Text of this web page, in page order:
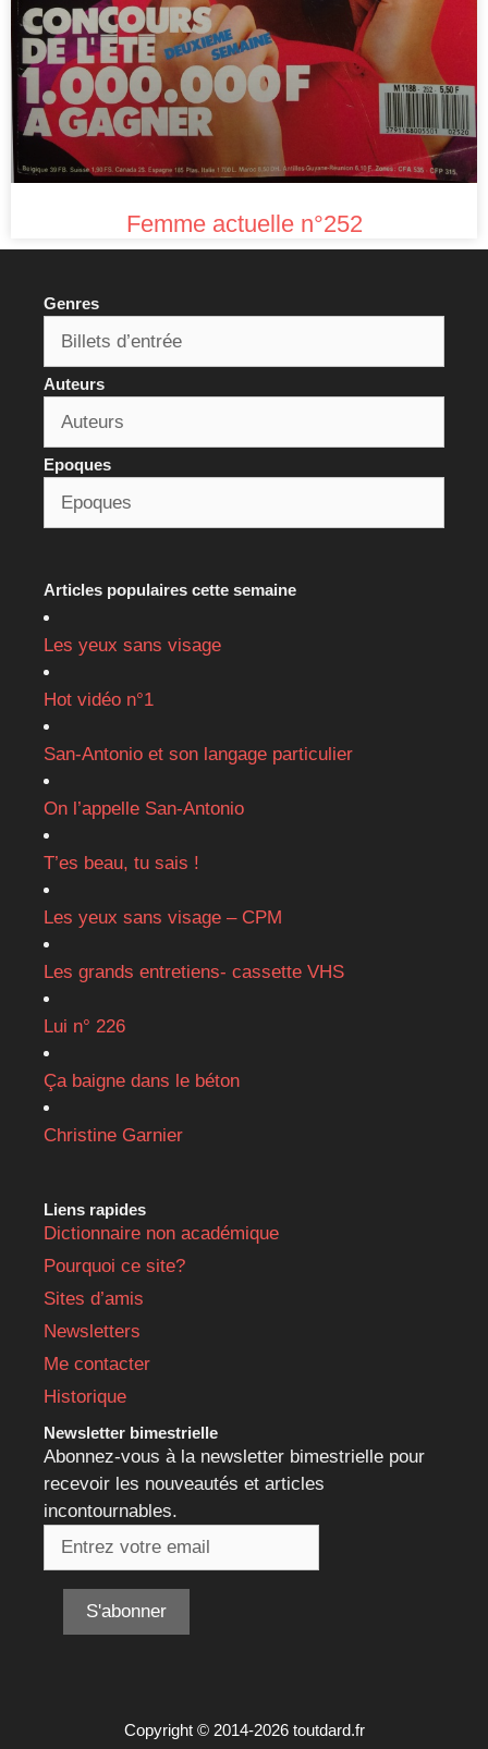
Femme actuelle n°252
Genres
Auteurs
Epoques
Articles populaires cette semaine
Les yeux sans visage
Hot vidéo n°1
San-Antonio et son langage particulier
On l’appelle San-Antonio
T’es beau, tu sais !
Les yeux sans visage – CPM
Les grands entretiens- cassette VHS
Lui n° 226
Ça baigne dans le béton
Christine Garnier
Liens rapides
Dictionnaire non académique
Pourquoi ce site?
Sites d’amis
Newsletters
Me contacter
Historique
Newsletter bimestrielle
Abonnez-vous à la newsletter bimestrielle pour
recevoir les nouveautés et articles
incontournables.
Copyright © 2014-2026 toutdard.fr